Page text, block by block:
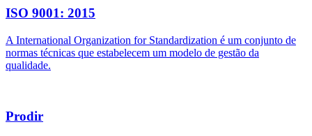
ISO 9001: 2015
A International Organization for Standardization é um conjunto de
normas técnicas que estabelecem um modelo de gestão da
qualidade.
Prodir